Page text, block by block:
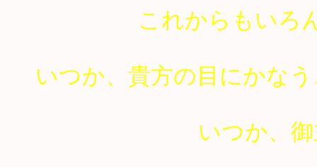
これからもいろ
いつか、貴方の目にかな
いつか、